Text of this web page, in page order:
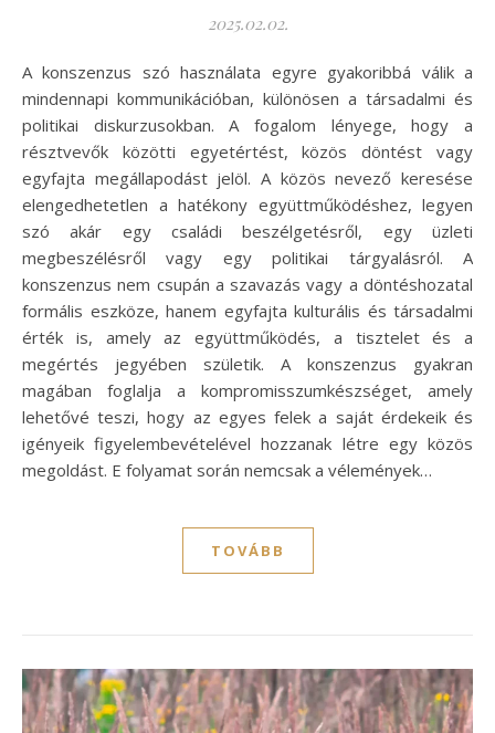
2025.02.02.
A konszenzus szó használata egyre gyakoribbá válik a
mindennapi kommunikációban, különösen a társadalmi és
politikai diskurzusokban. A fogalom lényege, hogy a
résztvevők közötti egyetértést, közös döntést vagy
egyfajta megállapodást jelöl. A közös nevező keresése
elengedhetetlen a hatékony együttműködéshez, legyen
szó akár egy családi beszélgetésről, egy üzleti
megbeszélésről vagy egy politikai tárgyalásról. A
konszenzus nem csupán a szavazás vagy a döntéshozatal
formális eszköze, hanem egyfajta kulturális és társadalmi
érték is, amely az együttműködés, a tisztelet és a
megértés jegyében születik. A konszenzus gyakran
magában foglalja a kompromisszumkészséget, amely
lehetővé teszi, hogy az egyes felek a saját érdekeik és
igényeik figyelembevételével hozzanak létre egy közös
megoldást. E folyamat során nemcsak a vélemények…
TOVÁBB